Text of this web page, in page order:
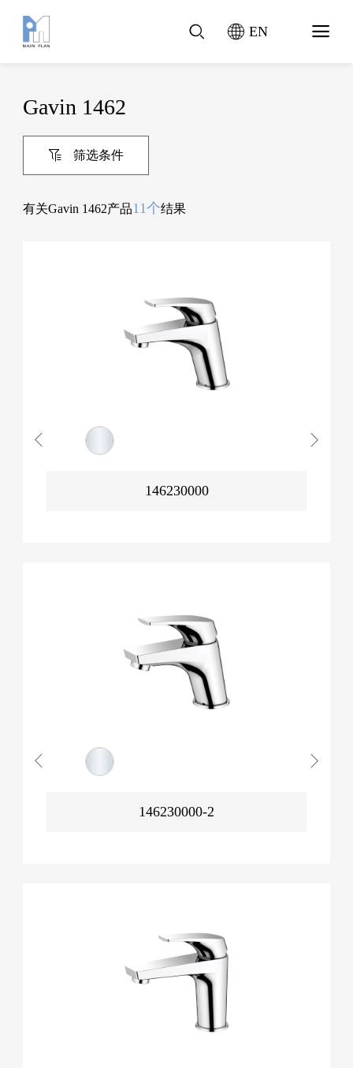
EN
Gavin 1462
筛选条件
有关Gavin 1462产品11个结果
146230000
146230000-2